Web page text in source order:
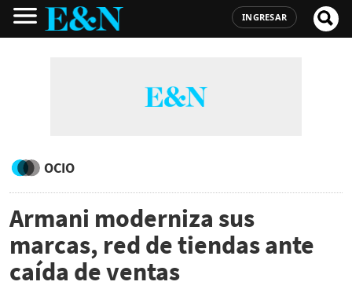
INGRESAR
OCIO
Armani moderniza sus
marcas, red de tiendas ante
caída de ventas